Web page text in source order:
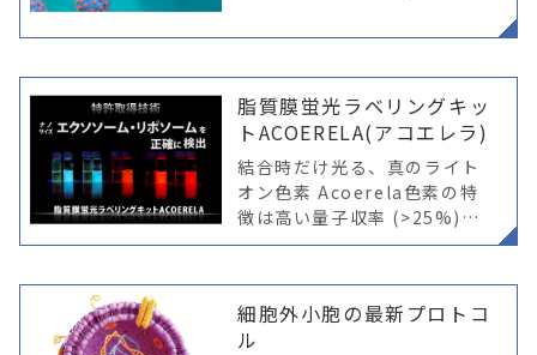
子であり、DDS(drug delive
脂質膜蛍光ラベリングキッ
トACOERELA(アコエレラ)
結合時だけ光る、真のライト
オン色素 Acoerela色素の特
徴は高い量子収率 (>25%)と
特異性にあります。蛍光色素
にのみ蛍光強度の大幅な増加
が観察され、その際に色素
細胞外小胞の最新プロトコ
ル